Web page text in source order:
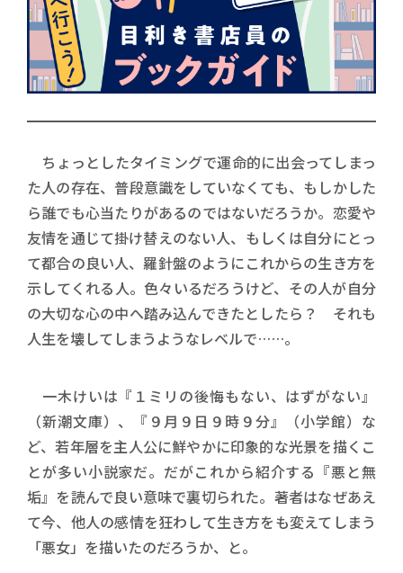
ちょっとしたタイミングで運命的に出会ってしまっ
た人の存在、普段意識をしていなくても、もしかした
ら誰でも心当たりがあるのではないだろうか。恋愛や
友情を通じて掛け替えのない人、もしくは自分にとっ
て都合の良い人、羅針盤のようにこれからの生き方を
示してくれる人。色々いるだろうけど、その人が自分
の大切な心の中へ踏み込んできたとしたら？ それも
人生を壊してしまうようなレベルで……。
一木けいは『１ミリの後悔もない、はずがない』
（新潮文庫）、『９月９日９時９分』（小学館）な
ど、若年層を主人公に鮮やかに印象的な光景を描くこ
とが多い小説家だ。だがこれから紹介する『悪と無
垢』を読んで良い意味で裏切られた。著者はなぜあえ
て今、他人の感情を狂わして生き方をも変えてしまう
「悪女」を描いたのだろうか、と。